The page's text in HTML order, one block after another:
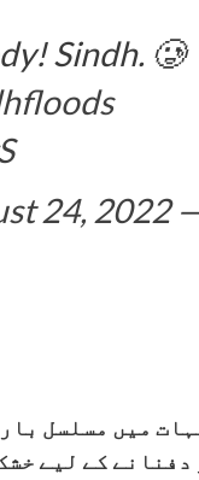
Sindh. 🥲
— Sagar Suhindero
24, 2022
میں مسلسل
دفنانے کے لیے